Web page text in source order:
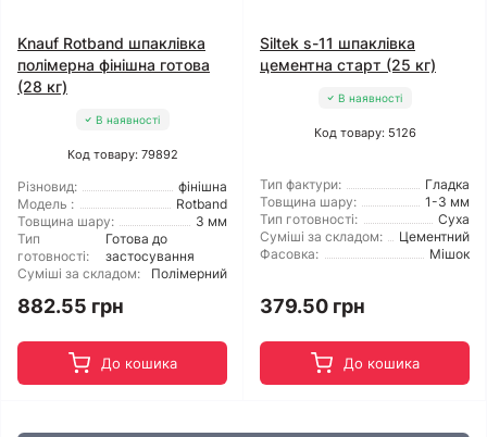
Knauf Rotband шпаклівка
полімерна фінішна готова
(28 кг)
В наявності
Код товару: 79892
Різновид:
фінішна
Модель :
Rotband
Товщина шару:
3 мм
Тип
готовності:
Готова до
застосування
Суміші за складом:
Полімерний
882.55 грн
До кошика
Siltek s-11 шпаклівка
цементна старт (25 кг)
В наявності
Код товару: 5126
Тип фактури:
Гладка
Товщина шару:
1-3 мм
Тип готовності:
Суха
Суміші за складом:
Цементний
Фасовка:
Мішок
379.50 грн
До кошика